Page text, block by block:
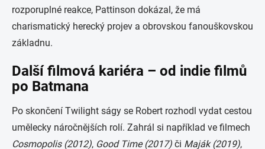
rozporuplné reakce, Pattinson dokázal, že má
charismatický herecký projev a obrovskou fanouškovskou
základnu.
Další filmová kariéra – od indie filmů
po Batmana
Po skončení Twilight ságy se Robert rozhodl vydat cestou
umělecky náročnějších rolí. Zahrál si například ve filmech
Cosmopolis (2012), Good Time (2017) či Maják (2019),